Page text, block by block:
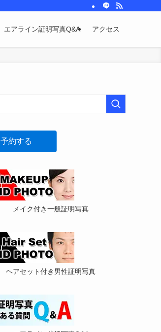
エアライン証明写真Q&A アクセス
予約する
メイク付き一般証明写真
ヘアセット付き男性証明写真